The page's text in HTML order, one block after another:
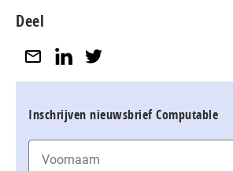
Deel
Inschrijven nieuwsbrief Computable